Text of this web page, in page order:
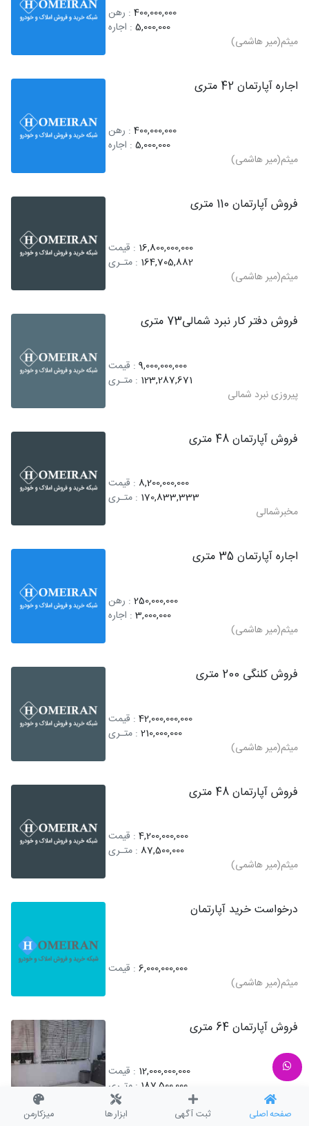
400,000,000 : رهن
5,000,000 : اجاره
میثم(میر هاشمی)
اجاره آپارتمان 42 متری
400,000,000 : رهن
5,000,000 : اجاره
میثم(میر هاشمی)
فروش آپارتمان 110 متری
16,800,000,000 : قیمت
164,705,882 : متـری
میثم(میر هاشمی)
فروش دفتر کار نبرد شمالی73 متری
9,000,000,000 : قیمت
123,287,671 : متـری
پیروزی نبرد شمالی
فروش آپارتمان 48 متری
8,200,000,000 : قیمت
170,833,333 : متـری
مخبرشمالی
اجاره آپارتمان 35 متری
250,000,000 : رهن
3,000,000 : اجاره
میثم(میر هاشمی)
فروش کلنگی 200 متری
42,000,000,000 : قیمت
210,000,000 : متـری
میثم(میر هاشمی)
فروش آپارتمان 48 متری
4,200,000,000 : قیمت
87,500,000 : متـری
میثم(میر هاشمی)
درخواست خرید آپارتمان
6,000,000,000 : قیمت
میثم(میر هاشمی)
فروش آپارتمان 64 متری
12,000,000,000 : قیمت
187,500,000 : متـری
میثم(میر هاشمی)
صفحه اصلی ثبت آگهی ابزار ها میزکارمن